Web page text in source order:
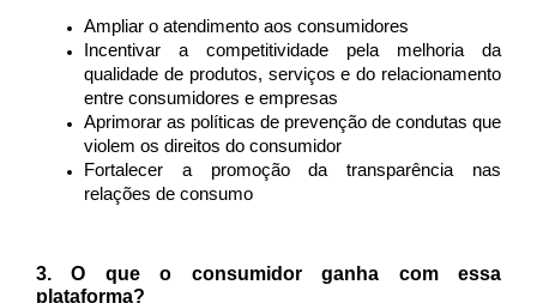
Ampliar o atendimento aos consumidores
Incentivar a competitividade pela melhoria da
qualidade de produtos, serviços e do relacionamento
entre consumidores e empresas
Aprimorar as políticas de prevenção de condutas que
violem os direitos do consumidor
Fortalecer a promoção da transparência nas
relações de consumo
3. O que o consumidor ganha com essa
plataforma?